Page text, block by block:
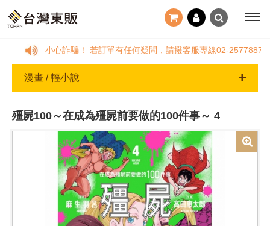
小心詐騙！ 若訂單有任何疑問，請撥客服專線02-
漫畫 / 輕小說
殭屍100～在成為殭屍前要做的100件事～ 4